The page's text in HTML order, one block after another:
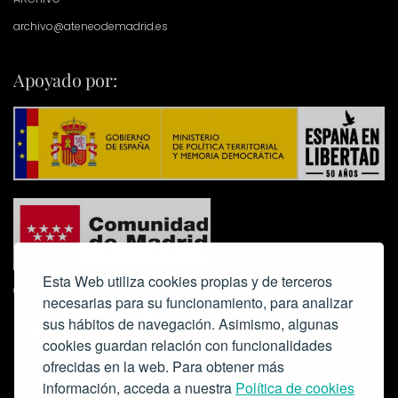
Esta Web utiliza cookies propias y de terceros
necesarias para su funcionamiento, para analizar
sus hábitos de navegación. Asimismo, algunas
cookies guardan relación con funcionalidades
ofrecidas en la web. Para obtener más
información, acceda a nuestra Política de cookies
archivo@ateneodemadrid.es
Apoyado por:
Colabora: